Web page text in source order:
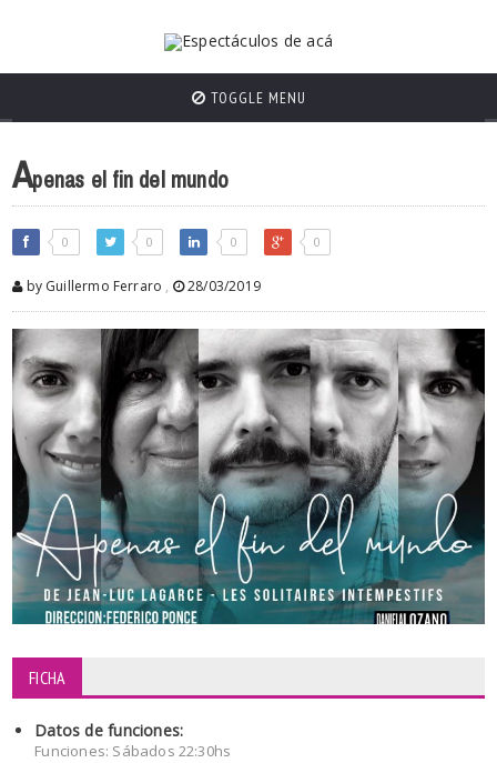
TOGGLE MENU
Apenas el fin del mundo
0 0 0 0
by Guillermo Ferraro , 28/03/2019
FICHA
Datos de funciones:
Funciones: Sábados 22:30hs